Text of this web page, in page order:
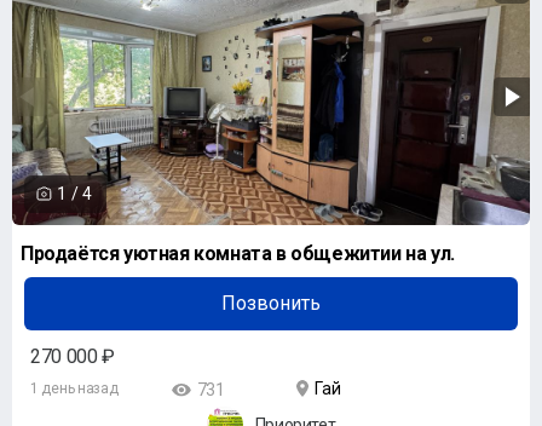
1 / 4
Продаётся уютная комната в общежитии на ул.
Позвонить
270 000 ₽
1 день назад 731
Гай